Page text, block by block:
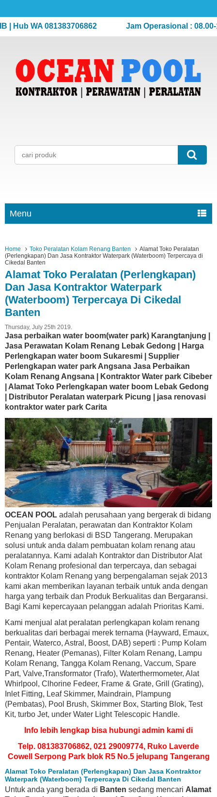
WA 081383706862 Jam Operasional : 08.00-
Menu
Home Toko Peralatan Kolam Renang Banten
Alamat Toko Peralatan
(Perlengkapan) Dan Jasa Kontraktor Waterpark (Waterboom) Terpercaya di
Cikedal Banten
Alamat Toko Peralatan (Perlengkapan)
Dan Jasa Kontraktor Waterpark
(Waterboom) Terpercaya Di Cikedal
Banten
Thursday, July 25th 2019.
Jasa perbaikan water boom(water park) Karangtanjung |
Jasa Perawatan Kolam Renang Lebak Gedong | Harga
Perlengkapan water boom Sukaresmi | Supplier
Perlengkapan water park Angsana Jasa Perbaikan
Kolam Renang Angsana | Kontraktor Water park Cibeber
| Alamat Toko Perlengkapan water boom Lebak Gedong
| Distributor Peralatan waterpark Picung | jasa renovasi
kontraktor water park Carita
OCEAN POOL adalah perusahaan yang bergerak di bidang
Penjualan Peralatan, perawatan dan Kontraktor Kolam
Renang yang berlokasi di BSD Tangerang. Merupakan
solusi untuk anda dalam pembuatan kolam renang atau
peralatannya. Kami adalah Kontraktor dan Distributor Alat
Kolam Renang profesional dan terpercaya, dan sebagai
kontraktor Kolam Renang yang berpengalaman sejak 2013
kami akan memberikan layanan terbaik untuk anda dengan
harga yang terbaik dan Produk Berkualitas dan Bergaransi.
Bagi Kami kepercayaan pelanggan adalah Prioritas Kami.
Kami menjual alat peralatan perlengkapan kolam renang
berkualitas dari berbagai merek ternama (Hayward, Emaux,
Pentair, Waterco, Astral, Boost, DAB) seperti : Pump Kolam
Renang, Heater (Pemanas), Filter Kolam Renang, Lampu
Kolam Renang, Tangga Kolam Renang, Vaccum, Spare
Part, Valve,Transformator (Trafo), Waterthermometer, Alat
Whirlpool, Clhorine Fedeer, Frame & Grate, Grill (Grating),
Inlet Fitting, Leaf Skimmer, Maindrain, Plampung
(Pembatas), Pool Brush, Skimmer Box, Starting Blok, Test
Kit, turbo Jet, under Water Light Telescopic Handle.
Info lebih lengkap bisa hubungi admin kami di
Telp. 081383706862, 021 29009774, Ruko Laverde
Cowell Serpong Park blok R5 No.5 jelupang Tangerang
Alamat Toko Peralatan (Perlengkapan) Dan Jasa Kontraktor
Waterpark (Waterboom) Terpercaya Di Cikedal Banten
Untuk anda yang berada di Banten sedang mencari Alamat